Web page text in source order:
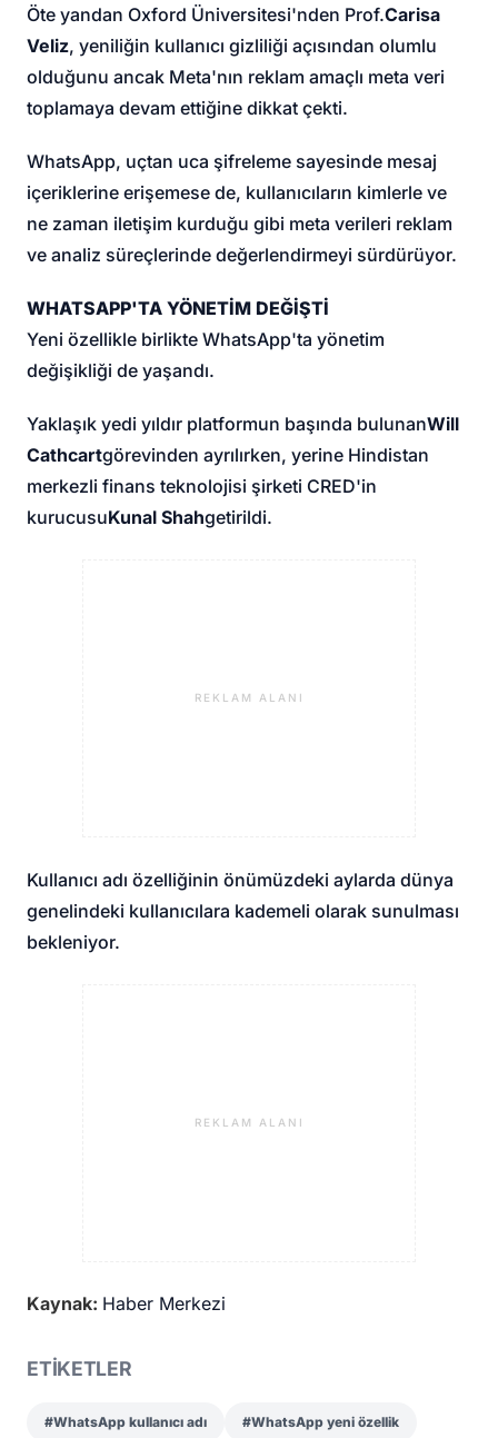
Öte yandan Oxford Üniversitesi'nden Prof.Carisa
Veliz, yeniliğin kullanıcı gizliliği açısından olumlu
olduğunu ancak Meta'nın reklam amaçlı meta veri
toplamaya devam ettiğine dikkat çekti.
WhatsApp, uçtan uca şifreleme sayesinde mesaj
içeriklerine erişemese de, kullanıcıların kimlerle ve
ne zaman iletişim kurduğu gibi meta verileri reklam
ve analiz süreçlerinde değerlendirmeyi sürdürüyor.
WHATSAPP'TA YÖNETİM DEĞİŞTİ
Yeni özellikle birlikte WhatsApp'ta yönetim
değişikliği de yaşandı.
Yaklaşık yedi yıldır platformun başında bulunanWill
Cathcartgörevinden ayrılırken, yerine Hindistan
merkezli finans teknolojisi şirketi CRED'in
kurucusuKunal Shahgetirildi.
REKLAM ALANI
Kullanıcı adı özelliğinin önümüzdeki aylarda dünya
genelindeki kullanıcılara kademeli olarak sunulması
bekleniyor.
REKLAM ALANI
Kaynak: Haber Merkezi
ETİKETLER
#WhatsApp kullanıcı adı #WhatsApp yeni özellik